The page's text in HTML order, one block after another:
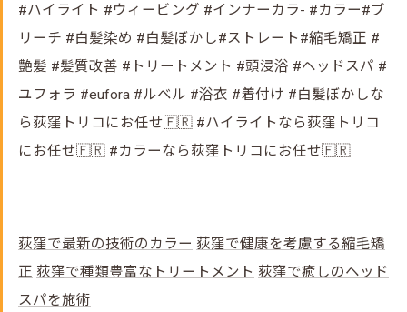
#ハイライト #ウィービング #インナーカラ- #カラー#ブ
リーチ #白髪染め #白髪ぼかし#ストレート#縮毛矯正 #
艶髪 #髪質改善 #トリートメント #頭浸浴 #ヘッドスパ #
ユフォラ #eufora #ルベル #浴衣 #着付け #白髪ぼかしな
ら荻窪トリコにお任せ🇫🇷 #ハイライトなら荻窪トリコ
にお任せ🇫🇷 #カラーなら荻窪トリコにお任せ🇫🇷
荻窪で最新の技術のカラー 荻窪で健康を考慮する縮毛矯
正 荻窪で種類豊富なトリートメント 荻窪で癒しのヘッド
スパを施術